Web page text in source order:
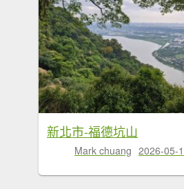
新北市-福德坑山
Mark chuang 2026-05-